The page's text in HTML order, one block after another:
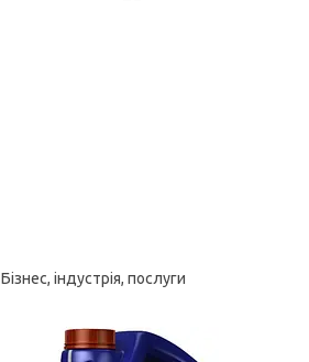
Бізнес, індустрія, послуги